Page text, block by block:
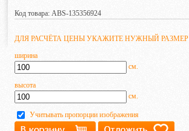
Код товара: ABS-135356924
ДЛЯ РАСЧЁТА ЦЕНЫ УКАЖИТЕ НУЖНЫЙ
ширина
см.
высота
см.
Учитывать пропорции изображения